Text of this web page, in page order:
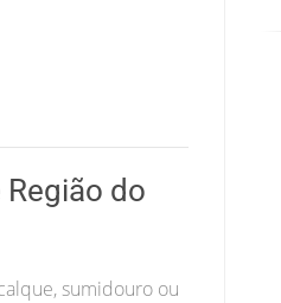
do
sumidouro ou